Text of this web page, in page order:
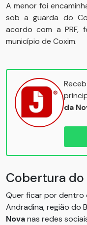
A menor foi
sob a guarda do
acordo com a PRF,
município de Coxim.
da
Cobertura do
Quer ficar por dentro
Andradina, região do
Novanas redes